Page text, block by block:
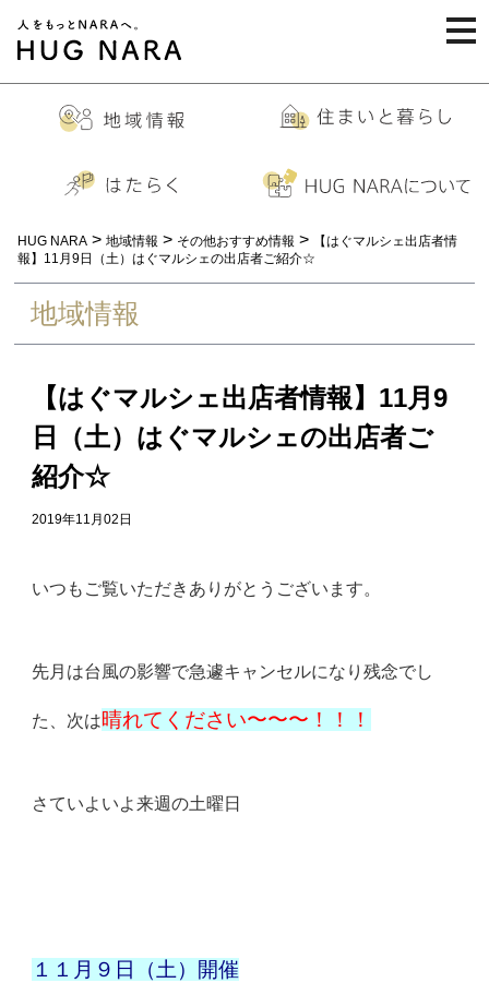
HUG NARA > 地域情報 > その他おすすめ情報 >
【はぐマルシェ出店者情
報】11月9日（土）はぐマルシェの出店者ご紹介☆
地域情報
【はぐマルシェ出店者情報】11月9
日（土）はぐマルシェの出店者ご
紹介☆
2019年11月02日
いつもご覧いただきありがとうございます。
先月は台風の影響で急遽キャンセルになり残念でし
た、次は晴れてください〜〜〜！！！
さていよいよ来週の土曜日
１１月９日（土）開催